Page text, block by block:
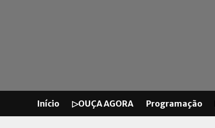
Início ▷OUÇA AGORA Programação